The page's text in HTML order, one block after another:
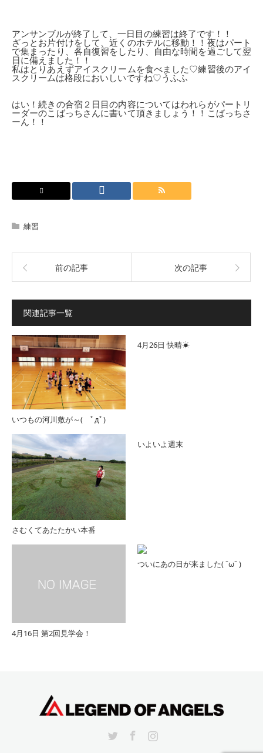
アンサンブルが終了して、一日目の練習は終了です！！
ざっとお片付けをして、近くのホテルに移動！！夜はパート
で集まったり、各自復習をしたり、自由な時間を過ごして翌
日に備えました！！
私はとりあえずアイスクリームを食べました♡練習後のアイ
スクリームは格段においしいですね♡うふふ
はい！続きの合宿２日目の内容についてはわれらがパートリ
ーダーのこばっちさんに書いて頂きましょう！！こばっちさ
ーん！！
練習
前の記事 次の記事
関連記事一覧
いつもの河川敷が～( ﾟдﾟ)
4月26日 快晴☀︎
さむくてあたたかい本番
いよいよ週末
4月16日 第2回見学会！
ついにあの日が来ました( ˘ω˘ )